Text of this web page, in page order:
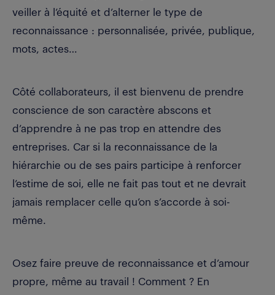
veiller à l’équité et d’alterner le type de
reconnaissance : personnalisée, privée, publique,
mots, actes…
Côté collaborateurs, il est bienvenu de prendre
conscience de son caractère abscons et
d’apprendre à ne pas trop en attendre des
entreprises. Car si la reconnaissance de la
hiérarchie ou de ses pairs participe à renforcer
l’estime de soi, elle ne fait pas tout et ne devrait
jamais remplacer celle qu’on s’accorde à soi-
même.
Osez faire preuve de reconnaissance et d’amour
propre, même au travail ! Comment ? En